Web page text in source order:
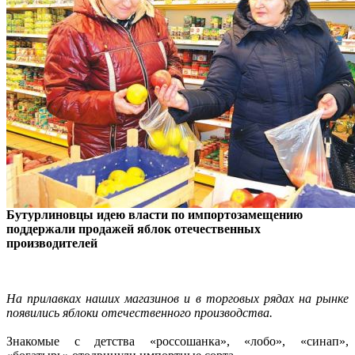
Бутурлиновцы идею власти по импортозамещению
поддержали продажей яблок отечественных
производителей
На прилавках наших магазинов и в торговых рядах на рынке
появились яблоки отечественного производства.
Знакомые с детства «россошанка», «лобо», «синап»,